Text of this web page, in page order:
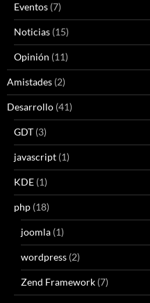
Eventos (7)
Noticias (15)
Opinión (11)
Amistades (2)
Desarrollo (41)
GDT (3)
javascript (1)
KDE (1)
php (18)
joomla (1)
wordpress (2)
Zend Framework (7)